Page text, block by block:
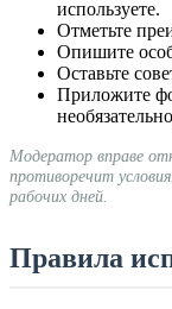
используете.
Отметьте
Опишите
Оставьте
Приложите
Модератор вправе
противоречит
рабочих дней.
Правила